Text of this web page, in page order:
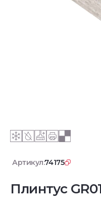
Артикул:74175
Плинтус